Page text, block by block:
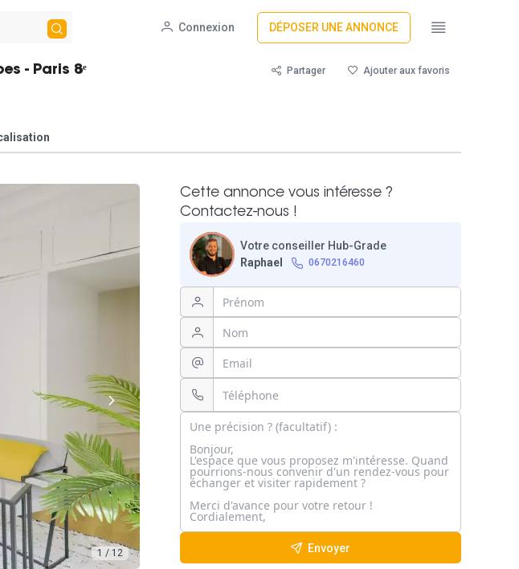
Connexion DÉPOSER UNE ANNONCE
- Paris 8ᵉ Partager Ajouter aux favoris
1 / 12
Cette annonce vous intéresse ?
Contactez-nous !
Votre conseiller Hub-Grade
Raphael
0670216460
Envoyer